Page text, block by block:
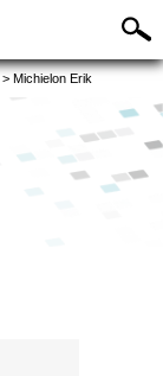
> Michielon Erik